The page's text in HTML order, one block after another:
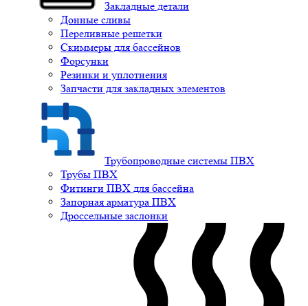
Закладные детали
Донные сливы
Переливные решетки
Скиммеры для бассейнов
Форсунки
Резинки и уплотнения
Запчасти для закладных элементов
Трубопроводные системы ПВХ
Трубы ПВХ
Фитинги ПВХ для бассейна
Запорная арматура ПВХ
Дроссельные заслонки